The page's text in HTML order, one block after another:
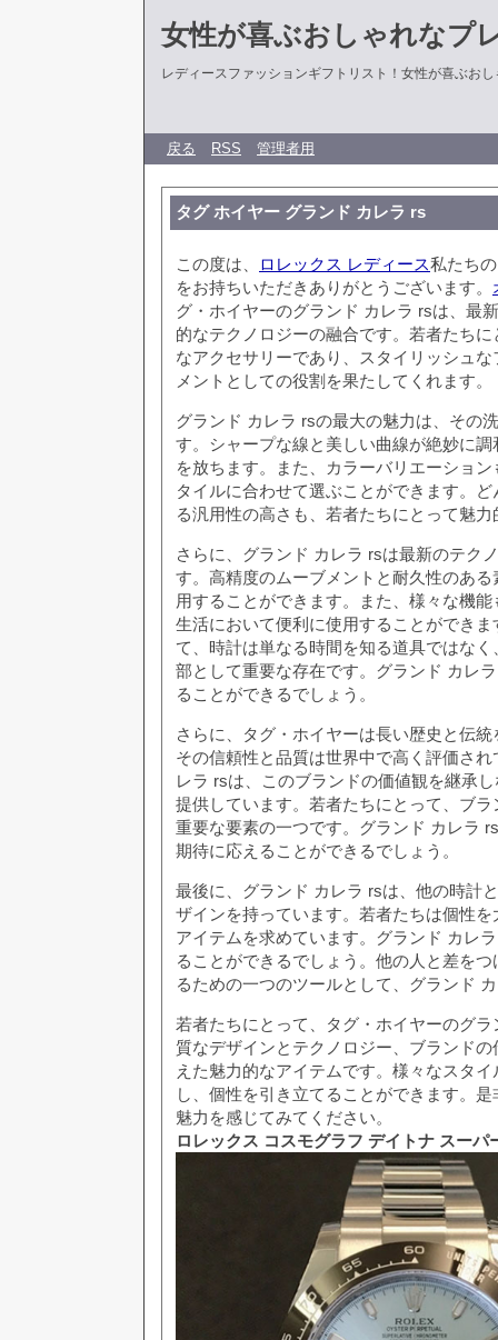
女性が喜ぶおしゃれなプ
レディースファッションギフトリスト！女性が喜ぶお
戻る RSS 管理者用
タグ ホイヤー グランド カレラ rs
この度は、 ロレックス レディース私たち
をお持ちいただきありがとうございます。
グ・ホイヤーのグランド カレラ rsは、最
的なテクノロジーの融合です。若者たち
なアクセサリーであり、スタイリッシュ
メントとしての役割を果たしてくれます。
グランド カレラ rsの最大の魅力は、その
す。シャープな線と美しい曲線が絶妙に
を放ちます。また、カラーバリエーショ
タイルに合わせて選ぶことができます。
る汎用性の高さも、若者たちにとって魅
さらに、グランド カレラ rsは最新のテク
す。高精度のムーブメントと耐久性のあ
用することができます。また、様々な機
生活において便利に使用することができ
て、時計は単なる時間を知る道具ではな
部として重要な存在です。グランド カレ
ることができるでしょう。
さらに、タグ・ホイヤーは長い歴史と伝
その信頼性と品質は世界中で高く評価さ
レラ rsは、このブランドの価値観を継承
提供しています。若者たちにとって、ブ
重要な要素の一つです。グランド カレラ
期待に応えることができるでしょう。
最後に、グランド カレラ rsは、他の時計
ザインを持っています。若者たちは個性
アイテムを求めています。グランド カレ
ることができるでしょう。他の人と差を
るための一つのツールとして、グランド
若者たちにとって、タグ・ホイヤーのグ
質なデザインとテクノロジー、ブランド
えた魅力的なアイテムです。様々なスタ
し、個性を引き立てることができます。
魅力を感じてみてください。
ロレックス コスモグラフ デイトナ スーパ